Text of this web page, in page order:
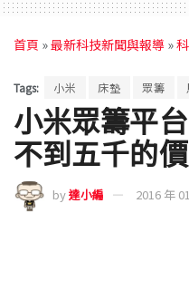
首頁 »最新科技新聞與報導 »
Tags: 小米 床墊 眾籌
小米眾籌平
不到五千的
by達小編 2016 年